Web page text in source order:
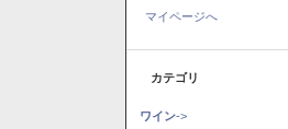
マイページへ
カテゴリ
ワイン->